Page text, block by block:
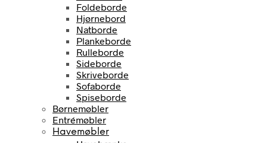
Foldeborde
Hjørnebord
Natborde
Plankeborde
Rulleborde
Sideborde
Skriveborde
Sofaborde
Spiseborde
Børnemøbler
Entrémøbler
Havemøbler